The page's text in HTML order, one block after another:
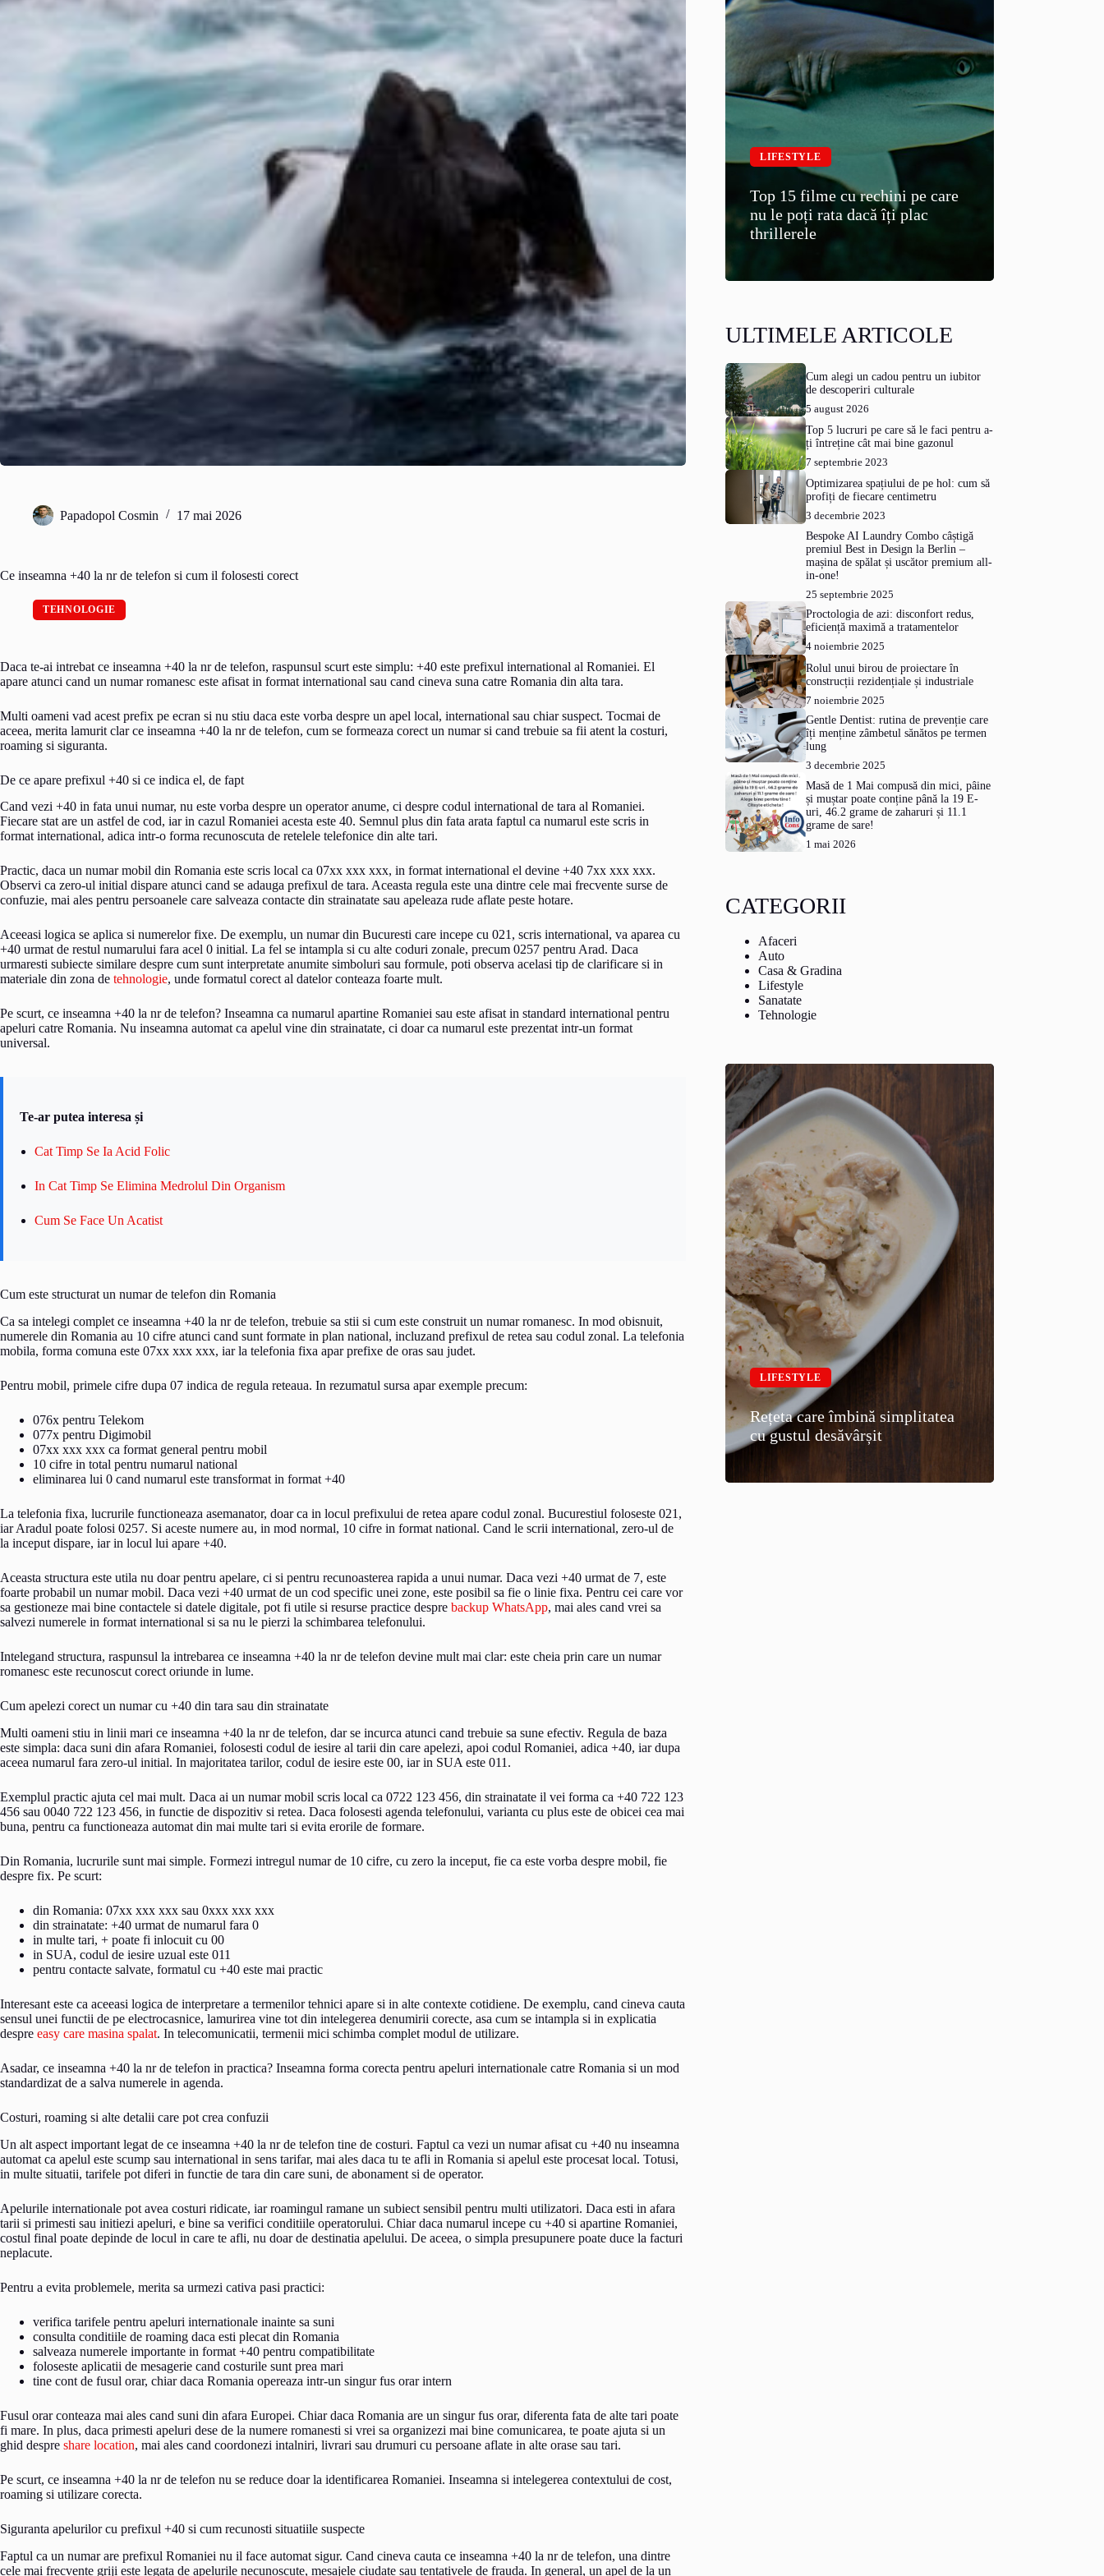
Papadopol Cosmin 17 mai 2026
Ce inseamna +40 la nr de telefon si cum il folosesti corect
TEHNOLOGIE
Daca te-ai intrebat ce inseamna +40 la nr de telefon, raspunsul scurt este simplu: +40 este prefixul international al Romaniei. El
apare atunci cand un numar romanesc este afisat in format international sau cand cineva suna catre Romania din alta tara.
Multi oameni vad acest prefix pe ecran si nu stiu daca este vorba despre un apel local, international sau chiar suspect. Tocmai de
aceea, merita lamurit clar ce inseamna +40 la nr de telefon, cum se formeaza corect un numar si cand trebuie sa fii atent la costuri,
roaming si siguranta.
De ce apare prefixul +40 si ce indica el, de fapt
Cand vezi +40 in fata unui numar, nu este vorba despre un operator anume, ci despre codul international de tara al Romaniei.
Fiecare stat are un astfel de cod, iar in cazul Romaniei acesta este 40. Semnul plus din fata arata faptul ca numarul este scris in
format international, adica intr-o forma recunoscuta de retelele telefonice din alte tari.
Practic, daca un numar mobil din Romania este scris local ca 07xx xxx xxx, in format international el devine +40 7xx xxx xxx.
Observi ca zero-ul initial dispare atunci cand se adauga prefixul de tara. Aceasta regula este una dintre cele mai frecvente surse de
confuzie, mai ales pentru persoanele care salveaza contacte din strainatate sau apeleaza rude aflate peste hotare.
Aceeasi logica se aplica si numerelor fixe. De exemplu, un numar din Bucuresti care incepe cu 021, scris international, va aparea cu
+40 urmat de restul numarului fara acel 0 initial. La fel se intampla si cu alte coduri zonale, precum 0257 pentru Arad. Daca
urmaresti subiecte similare despre cum sunt interpretate anumite simboluri sau formule, poti observa acelasi tip de clarificare si in
materiale din zona de tehnologie, unde formatul corect al datelor conteaza foarte mult.
Pe scurt, ce inseamna +40 la nr de telefon? Inseamna ca numarul apartine Romaniei sau este afisat in standard international pentru
apeluri catre Romania. Nu inseamna automat ca apelul vine din strainatate, ci doar ca numarul este prezentat intr-un format
universal.
Te-ar putea interesa și
Cat Timp Se Ia Acid Folic
In Cat Timp Se Elimina Medrolul Din Organism
Cum Se Face Un Acatist
Cum este structurat un numar de telefon din Romania
Ca sa intelegi complet ce inseamna +40 la nr de telefon, trebuie sa stii si cum este construit un numar romanesc. In mod obisnuit,
numerele din Romania au 10 cifre atunci cand sunt formate in plan national, incluzand prefixul de retea sau codul zonal. La telefonia
mobila, forma comuna este 07xx xxx xxx, iar la telefonia fixa apar prefixe de oras sau judet.
Pentru mobil, primele cifre dupa 07 indica de regula reteaua. In rezumatul sursa apar exemple precum:
076x pentru Telekom
077x pentru Digimobil
07xx xxx xxx ca format general pentru mobil
10 cifre in total pentru numarul national
eliminarea lui 0 cand numarul este transformat in format +40
La telefonia fixa, lucrurile functioneaza asemanator, doar ca in locul prefixului de retea apare codul zonal. Bucurestiul foloseste 021,
iar Aradul poate folosi 0257. Si aceste numere au, in mod normal, 10 cifre in format national. Cand le scrii international, zero-ul de
la inceput dispare, iar in locul lui apare +40.
Aceasta structura este utila nu doar pentru apelare, ci si pentru recunoasterea rapida a unui numar. Daca vezi +40 urmat de 7, este
foarte probabil un numar mobil. Daca vezi +40 urmat de un cod specific unei zone, este posibil sa fie o linie fixa. Pentru cei care vor
sa gestioneze mai bine contactele si datele digitale, pot fi utile si resurse practice despre backup WhatsApp, mai ales cand vrei sa
salvezi numerele in format international si sa nu le pierzi la schimbarea telefonului.
Intelegand structura, raspunsul la intrebarea ce inseamna +40 la nr de telefon devine mult mai clar: este cheia prin care un numar
romanesc este recunoscut corect oriunde in lume.
Cum apelezi corect un numar cu +40 din tara sau din strainatate
Multi oameni stiu in linii mari ce inseamna +40 la nr de telefon, dar se incurca atunci cand trebuie sa sune efectiv. Regula de baza
este simpla: daca suni din afara Romaniei, folosesti codul de iesire al tarii din care apelezi, apoi codul Romaniei, adica +40, iar dupa
aceea numarul fara zero-ul initial. In majoritatea tarilor, codul de iesire este 00, iar in SUA este 011.
Exemplul practic ajuta cel mai mult. Daca ai un numar mobil scris local ca 0722 123 456, din strainatate il vei forma ca +40 722 123
456 sau 0040 722 123 456, in functie de dispozitiv si retea. Daca folosesti agenda telefonului, varianta cu plus este de obicei cea mai
buna, pentru ca functioneaza automat din mai multe tari si evita erorile de formare.
Din Romania, lucrurile sunt mai simple. Formezi intregul numar de 10 cifre, cu zero la inceput, fie ca este vorba despre mobil, fie
despre fix. Pe scurt:
din Romania: 07xx xxx xxx sau 0xxx xxx xxx
din strainatate: +40 urmat de numarul fara 0
in multe tari, + poate fi inlocuit cu 00
in SUA, codul de iesire uzual este 011
pentru contacte salvate, formatul cu +40 este mai practic
Interesant este ca aceeasi logica de interpretare a termenilor tehnici apare si in alte contexte cotidiene. De exemplu, cand cineva cauta
sensul unei functii de pe electrocasnice, lamurirea vine tot din intelegerea denumirii corecte, asa cum se intampla si in explicatia
despre easy care masina spalat. In telecomunicatii, termenii mici schimba complet modul de utilizare.
Asadar, ce inseamna +40 la nr de telefon in practica? Inseamna forma corecta pentru apeluri internationale catre Romania si un mod
standardizat de a salva numerele in agenda.
Costuri, roaming si alte detalii care pot crea confuzii
Un alt aspect important legat de ce inseamna +40 la nr de telefon tine de costuri. Faptul ca vezi un numar afisat cu +40 nu inseamna
automat ca apelul este scump sau international in sens tarifar, mai ales daca tu te afli in Romania si apelul este procesat local. Totusi,
in multe situatii, tarifele pot diferi in functie de tara din care suni, de abonament si de operator.
Apelurile internationale pot avea costuri ridicate, iar roamingul ramane un subiect sensibil pentru multi utilizatori. Daca esti in afara
tarii si primesti sau initiezi apeluri, e bine sa verifici conditiile operatorului. Chiar daca numarul incepe cu +40 si apartine Romaniei,
costul final poate depinde de locul in care te afli, nu doar de destinatia apelului. De aceea, o simpla presupunere poate duce la facturi
neplacute.
Pentru a evita problemele, merita sa urmezi cativa pasi practici:
verifica tarifele pentru apeluri internationale inainte sa suni
consulta conditiile de roaming daca esti plecat din Romania
salveaza numerele importante in format +40 pentru compatibilitate
foloseste aplicatii de mesagerie cand costurile sunt prea mari
tine cont de fusul orar, chiar daca Romania opereaza intr-un singur fus orar intern
Fusul orar conteaza mai ales cand suni din afara Europei. Chiar daca Romania are un singur fus orar, diferenta fata de alte tari poate
fi mare. In plus, daca primesti apeluri dese de la numere romanesti si vrei sa organizezi mai bine comunicarea, te poate ajuta si un
ghid despre share location, mai ales cand coordonezi intalniri, livrari sau drumuri cu persoane aflate in alte orase sau tari.
Pe scurt, ce inseamna +40 la nr de telefon nu se reduce doar la identificarea Romaniei. Inseamna si intelegerea contextului de cost,
roaming si utilizare corecta.
Siguranta apelurilor cu prefixul +40 si cum recunosti situatiile suspecte
Faptul ca un numar are prefixul Romaniei nu il face automat sigur. Cand cineva cauta ce inseamna +40 la nr de telefon, una dintre
cele mai frecvente griji este legata de apelurile necunoscute, mesajele ciudate sau tentativele de frauda. In general, un apel de la un
LIFESTYLE
Top 15 filme cu rechini pe care
nu le poți rata dacă îți plac
thrillerele
ULTIMELE ARTICOLE
Cum alegi un cadou pentru un iubitor
de descoperiri culturale
5 august 2026
Top 5 lucruri pe care să le faci pentru a-
ți întreține cât mai bine gazonul
7 septembrie 2023
Optimizarea spațiului de pe hol: cum să
profiți de fiecare centimetru
3 decembrie 2023
Bespoke AI Laundry Combo câștigă
premiul Best in Design la Berlin –
mașina de spălat și uscător premium all-
in-one!
25 septembrie 2025
Proctologia de azi: disconfort redus,
eficiență maximă a tratamentelor
4 noiembrie 2025
Rolul unui birou de proiectare în
construcții rezidențiale și industriale
7 noiembrie 2025
Gentle Dentist: rutina de prevenție care
îți menține zâmbetul sănătos pe termen
lung
3 decembrie 2025
Masă de 1 Mai compusă din mici, pâine
și muștar poate conține până la 19 E-
uri, 46.2 grame de zaharuri și 11.1
grame de sare!
1 mai 2026
CATEGORII
Afaceri
Auto
Casa & Gradina
Lifestyle
Sanatate
Tehnologie
LIFESTYLE
Rețeta care îmbină simplitatea
cu gustul desăvârșit